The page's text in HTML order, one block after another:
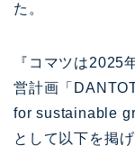
た。
『コマツは2025
営計画「
for sustainable
として以下を掲げ